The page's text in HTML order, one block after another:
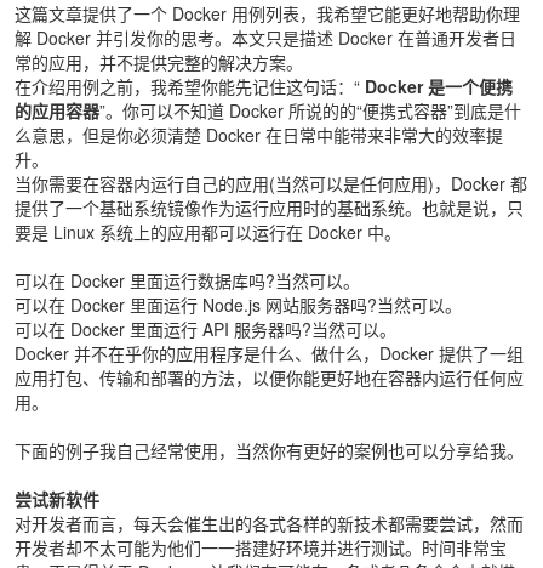
这篇文章提供了一个 Docker 用例列表，我希望它能更好地帮助你理
解 Docker 并引发你的思考。本文只是描述 Docker 在普通开发者日
常的应用，并不提供完整的解决方案。
在介绍用例之前，我希望你能先记住这句话：“ Docker 是一个便携
的应用容器”。你可以不知道 Docker 所说的的“便携式容器”到底是什
么意思，但是你必须清楚 Docker 在日常中能带来非常大的效率提
升。
当你需要在容器内运行自己的应用(当然可以是任何应用)，Docker 都
提供了一个基础系统镜像作为运行应用时的基础系统。也就是说，只
要是 Linux 系统上的应用都可以运行在 Docker 中。
可以在 Docker 里面运行数据库吗?当然可以。
可以在 Docker 里面运行 Node.js 网站服务器吗?当然可以。
可以在 Docker 里面运行 API 服务器吗?当然可以。
Docker 并不在乎你的应用程序是什么、做什么，Docker 提供了一组
应用打包、传输和部署的方法，以便你能更好地在容器内运行任何应
用。
下面的例子我自己经常使用，当然你有更好的案例也可以分享给我。
尝试新软件
对开发者而言，每天会催生出的各式各样的新技术都需要尝试，然而
开发者却不太可能为他们一一搭建好环境并进行测试。时间非常宝